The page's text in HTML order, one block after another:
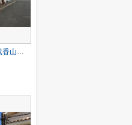
堺市北区大豆塚町２丁（東浅香山小学校）